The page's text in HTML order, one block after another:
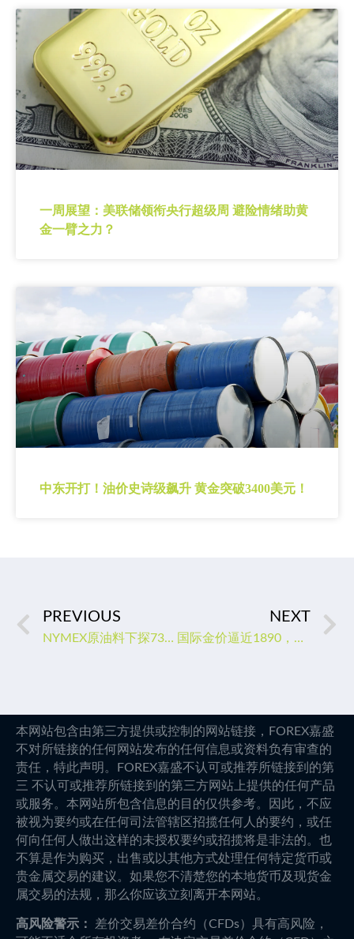
一周展望：美联储领衔央行超级周 避险情绪助黄
金一臂之力？
中东开打！油价史诗级飙升 黄金突破3400美元！
PREVIOUS
NYMEX原油料下探73.28美元/桶
NEXT
国际金价逼近1890，美国CPI料续走弱，黄金或被严重低估
本网站包含由第三方提供或控制的网站链接，FOREX嘉盛
不对所链接的任何网站发布的任何信息或资料负有审查的
责任，特此声明。FOREX嘉盛不认可或推荐所链接到的第
三 不认可或推荐所链接到的第三方网站上提供的任何产品
或服务。本网站所包含信息的目的仅供参考。因此，不应
被视为要约或在任何司法管辖区招揽任何人的要约，或任
何向任何人做出这样的未授权要约或招揽将是非法的。也
不算是作为购买，出售或以其他方式处理任何特定货币或
贵金属交易的建议。如果您不清楚您的本地货币及现货金
属交易的法规，那么你应该立刻离开本网站。
高风险警示：
差价交易差价合约（CFDs）具有高风险，